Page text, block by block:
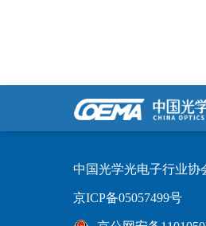
中国光学光电子行业协
京ICP备05057499号